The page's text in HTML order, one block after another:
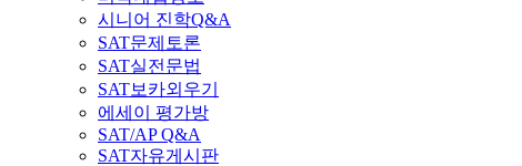
시니어 진학Q&A
SAT문제토론
SAT실전문법
SAT보카외우기
에세이 평가방
SAT/AP Q&A
SAT자유게시판